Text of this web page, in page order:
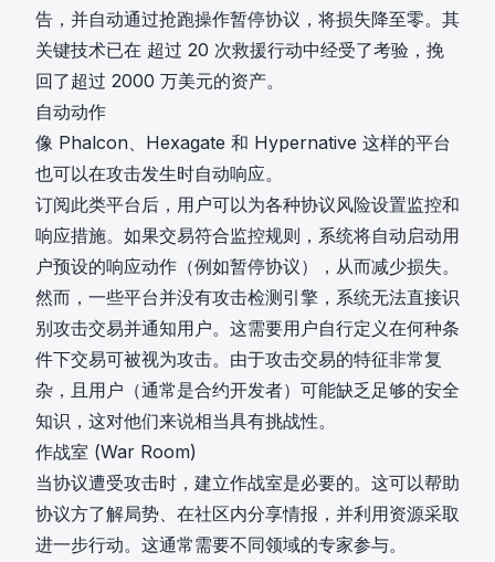
告，并自动通过抢跑操作暂停协议，将损失降至零。其
关键技术已在 超过 20 次救援行动中经受了考验，挽
回了超过 2000 万美元的资产。
自动动作
像 Phalcon Hexagate 和 Hypernative 这样的平台
也可以在攻击发生时自动响应。
订阅此类平台后，用户可以为各种协议风险设置监控和
响应措施。如果交易符合监控规则，系统将自动启动用
户预设的响应动作（例如暂停协议），从而减少损失。
然而，一些平台并没有攻击检测引擎，系统无法直接识
别攻击交易并通知用户。这需要用户自行定义在何种条
件下交易可被视为攻击。由于攻击交易的特征非常复
杂，且用户（通常是合约开发者）可能缺乏足够的安全
知识，这对他们来说相当具有挑战性。
作战室 (War Room)
当协议遭受攻击时，建立作战室是必要的。这可以帮助
协议方了解局势、在社区内分享情报，并利用资源采取
进一步行动。这通常需要不同领域的专家参与。